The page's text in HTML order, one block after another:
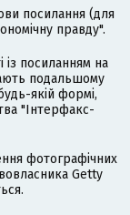
посилання (для
правду".
із посиланням на
подальшому
якій формі,
"Інтерфакс-
фотографічних
Getty